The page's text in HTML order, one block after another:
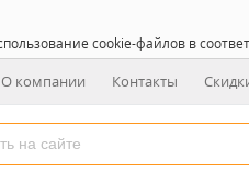
cookie-файлов в
О компании Контакты